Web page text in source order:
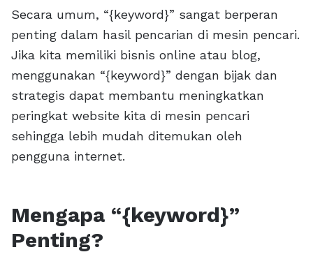
Secara umum, “{keyword}” sangat berperan
penting dalam hasil pencarian di mesin pencari.
Jika kita memiliki bisnis online atau blog,
menggunakan “{keyword}” dengan bijak dan
strategis dapat membantu meningkatkan
peringkat website kita di mesin pencari
sehingga lebih mudah ditemukan oleh
pengguna internet.
Mengapa “{keyword}”
Penting?